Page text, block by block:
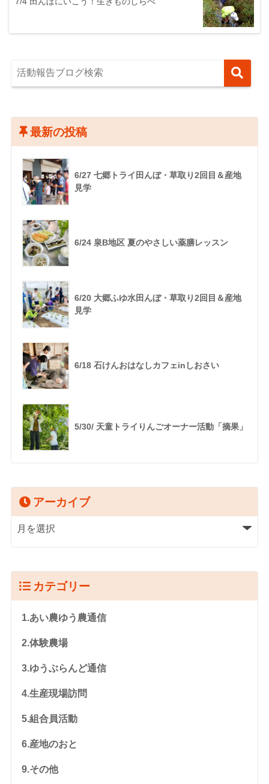
最新の投稿
6/27 七郷トライ田んぼ・草取り2回目＆産地
見学
6/24 泉B地区 夏のやさしい薬膳レッスン
6/20 大郷ふゆ水田んぼ・草取り2回目＆産地
見学
6/18 石けんおはなしカフェinしおさい
5/30/ 天童トライりんごオーナー活動「摘果」
アーカイブ
カテゴリー
1.あい農ゆう農通信
2.体験農場
3.ゆうぶらんど通信
4.生産現場訪問
5.組合員活動
6.産地のおと
9.その他